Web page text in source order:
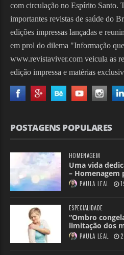
com circulação no Espírito Santo.
importantes revistas de saúde do
edições impressas lançadas e
em prol do dilema "Informação
www.revistaviver.com veicula as
edição impressa e matérias
POSTAGENS POPULARES
HOMENAGEM
Uma vida
– Homenagem
PAULA LEAL
ESPECIALIDADE
“Ombro
limitação dos
PAULA LEAL